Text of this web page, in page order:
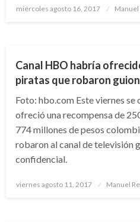
Publicado
miércoles agosto 16, 2017 Manuel
Canal HBO habría
piratas que robaron
Foto: hbo.com Este viernes
ofreció una recompensa de
774 millones de pesos
robaron al canal de televisión
confidencial.
Publicado
viernes agosto 11, 2017 Manuel